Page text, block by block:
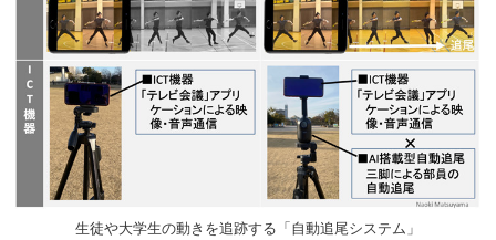
生徒や大学生の動きを追跡する「自動追尾システム」